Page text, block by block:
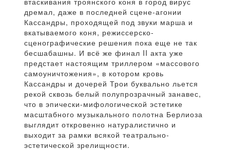
дремал, даже в последней сцене-агонии
Кассандры, проходящей под звуки марша и
вкатываемого коня, режиссерско-
сценографические решения пока еще не так
бесшабашны. И всё же финал II акта уже
предстает настоящим триллером «массового
самоуничтожения», в котором кровь
Кассандры и дочерей Трои буквально льется
рекой сквозь белый полупрозрачный занавес,
что в эпически-мифологической эстетике
масштабного музыкального полотна Берлиоза
выглядит откровенно натуралистично и
выходит за рамки всякой театрально-
эстетической зрелищности.